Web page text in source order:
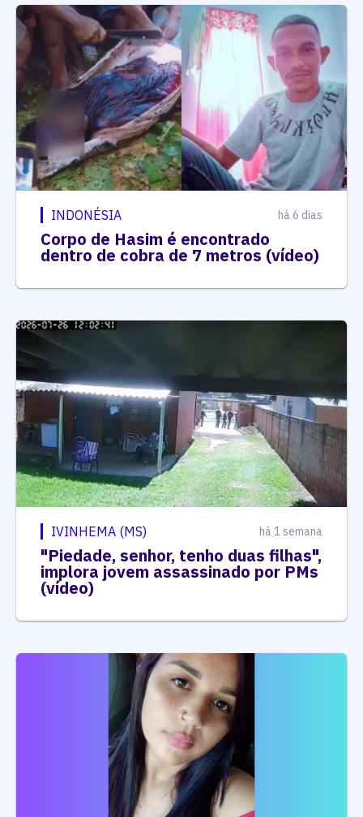
INDONÉSIA há 6 dias
Corpo de Hasim é encontrado
dentro de cobra de 7 metros (vídeo)
IVINHEMA (MS) há 1 semana
"Piedade, senhor, tenho duas filhas",
implora jovem assassinado por PMs
(vídeo)